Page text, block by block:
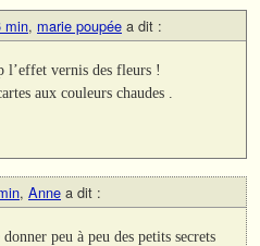
min, marie poupée a dit :
l’effet vernis des fleurs !
aux couleurs chaudes .
, Anne a dit :
peu à peu des petits secrets